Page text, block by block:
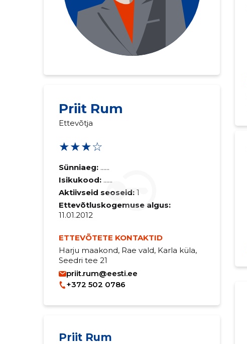
Priit Rum
Ettevõtja
★★★☆
Sünniaeg: ......
Isikukood: ......
Aktiivseid seoseid: 1
Ettevõtluskogemuse algus:
11.01.2012
ETTEVÕTETE KONTAKTID
Harju maakond, Rae vald, Karla küla,
Seedri tee 21
priit.rum@eesti.ee
+372 502 0786
Priit Rum